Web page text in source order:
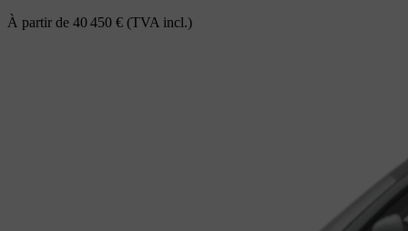
À partir de 40 450 € (TVA incl.)